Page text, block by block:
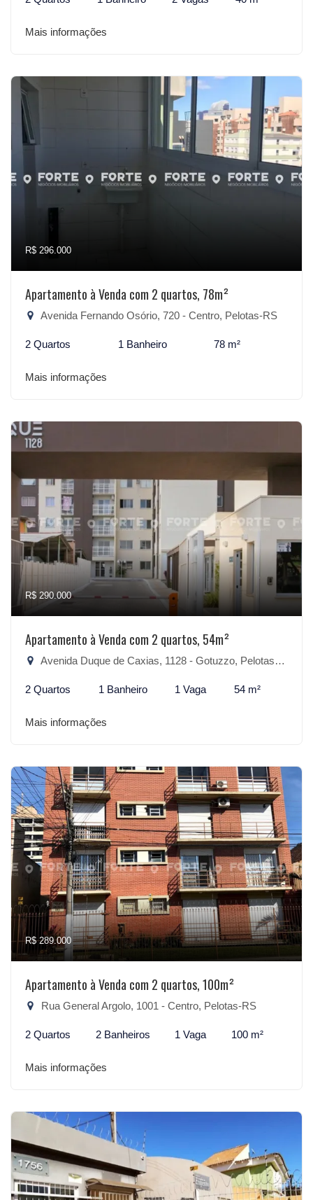
Mais informações
R$ 296.000
Apartamento à Venda com 2 quartos, 78m²
Avenida Fernando Osório, 720 - Centro, Pelotas-RS
2 Quartos 1 Banheiro 78 m²
Mais informações
R$ 290.000
Apartamento à Venda com 2 quartos, 54m²
Avenida Duque de Caxias, 1128 - Gotuzzo, Pelotas-RS
2 Quartos 1 Banheiro 1 Vaga 54 m²
Mais informações
R$ 289.000
Apartamento à Venda com 2 quartos, 100m²
Rua General Argolo, 1001 - Centro, Pelotas-RS
2 Quartos 2 Banheiros 1 Vaga 100 m²
Mais informações